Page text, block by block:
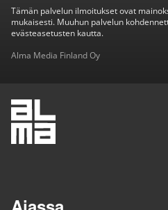
Tämän palvelun ilmoitukset ovat
mukaisesti. Muuhun palvelun
evästeasetusten kautta.
Alma Media Finland Oy